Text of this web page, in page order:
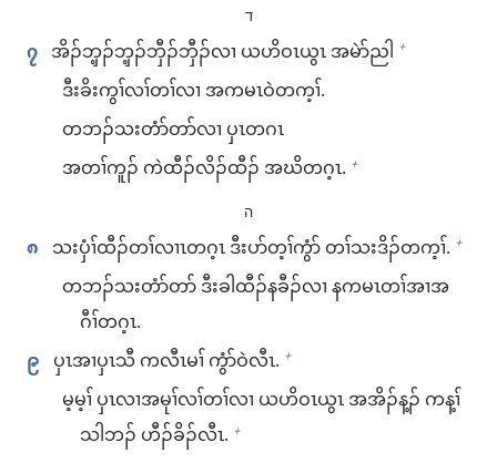
ד
၇ အိၣ်ဘှ့ၣ်​ဘှ့ၣ်​ဘှီၣ်ဘှီၣ်​လၢ ယဟိဝၤ​ယွၤ အ​မဲာ်ညါ +
ဒီး​ခိး​ကွၢ်လၢ်​တၢ်​လၢ အ​က​မၤ​ဝဲ​တက့ၢ်.
တ​ဘၣ်​သး​တံာ်တာ်​လၢ ပှၤ​တဂၤ
အ​တၢ်​ကူၣ်​ ကဲထီၣ်​လိၣ်ထီၣ်​ အဃိ​တဂ့ၤ. +
ה
၈ သးပှံၢ်​ထီၣ်​တၢ်​လၢၤ​တဂ့ၤ ဒီး​ပာ်တ့ၢ်​ကွံာ် တၢ်​သးဒိၣ်​တက့ၢ်. +
တ​ဘၣ်​သး​တံာ်တာ် ဒီး​ခါထီၣ်​န​ခီၣ်​လၢ န​က​မၤ​တၢ်အၢ​အ
ဂီၢ်​တဂ့ၤ.
၉ ပှၤအၢ​ပှၤသီ က​လီၤမၢ်​ ကွံာ်​ဝဲ​လီၤ. +
မ့မ့ၢ် ပှၤလၢ​အ​မုၢ်လၢ်​တၢ်​လၢ ယဟိဝၤ​ယွၤ အ​အိၣ်​န့ၣ်​ က​န့ၢ်
သါ​ဘၣ်​ ဟီၣ်ခိၣ်​လီၤ. +